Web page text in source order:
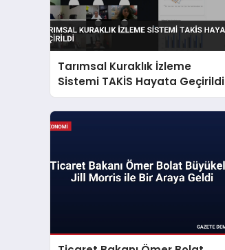
Tarımsal Kuraklık İzleme
Sistemi TAKİS Hayata Geçirildi